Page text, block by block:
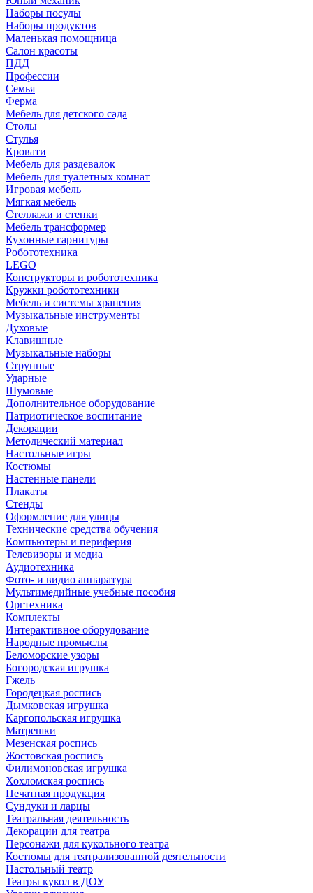
Наборы посуды
Наборы продуктов
Маленькая помощница
Салон красоты
ПДД
Профессии
Семья
Ферма
Мебель для детского сада
Столы
Cтулья
Кровати
Мебель для раздевалок
Мебель для туалетных комнат
Игровая мебель
Мягкая мебель
Стеллажи и стенки
Мебель трансформер
Кухонные гарнитуры
Робототехника
LEGO
Конструкторы и робототехника
Кружки робототехники
Мебель и системы хранения
Музыкальные инструменты
Духовые
Клавишные
Музыкальные наборы
Струнные
Ударные
Шумовые
Дополнительное оборудование
Патриотическое воспитание
Декорации
Методический материал
Настольные игры
Костюмы
Настенные панели
Плакаты
Стенды
Оформление для улицы
Технические средства обучения
Компьютеры и периферия
Телевизоры и медиа
Аудиотехника
Фото- и видио аппаратура
Мультимедийные учебные пособия
Оргтехника
Комплекты
Интерактивное оборудование
Народные промыслы
Беломорские узоры
Богородская игрушка
Гжель
Городецкая роспись
Дымковская игрушка
Каргопольская игрушка
Матрешки
Мезенская роспись
Жостовская роспись
Филимоновская игрушка
Хохломская роспись
Печатная продукция
Сундуки и ларцы
Театральная деятельность
Декорации для театра
Персонажи для кукольного театра
Костюмы для театрализованной деятельности
Настольный театр
Театры кукол в ДОУ